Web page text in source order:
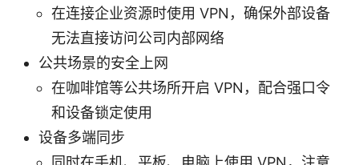
在连接企业资源时使用 VPN，确保外部设备
无法直接访问公司内部网络
公共场景的安全上网
在咖啡馆等公共场所开启 VPN，配合强口令
和设备锁定使用
设备多端同步